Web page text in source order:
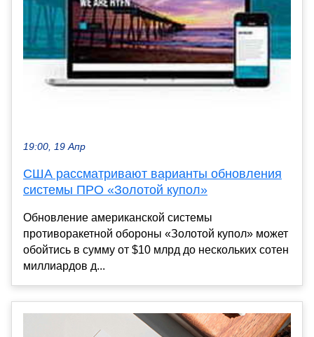
19:00, 19 Апр
США рассматривают варианты обновления
системы ПРО «Золотой купол»
Обновление американской системы
противоракетной обороны «Золотой купол» может
обойтись в сумму от $10 млрд до нескольких сотен
миллиардов д...